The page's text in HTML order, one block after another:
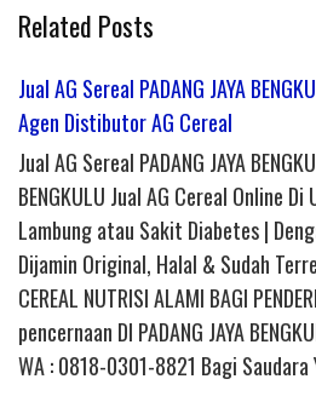
Related Posts
Jual AG Sereal PADANG JAYA
Agen Distibutor AG Cereal
Jual AG Sereal PADANG JAYA
BENGKULU Jual AG Cereal Online
Lambung atau Sakit Diabetes |
Dijamin Original, Halal & Sudah
CEREAL NUTRISI ALAMI BAGI
pencernaan DI PADANG JAYA
WA : 0818-0301-8821 Bagi